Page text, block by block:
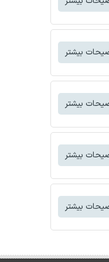
بیشتر
بیشتر
بیشتر
بیشتر